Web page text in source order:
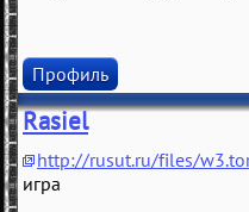
Профиль
Rasiel
http://rusut.ru/files/
игра